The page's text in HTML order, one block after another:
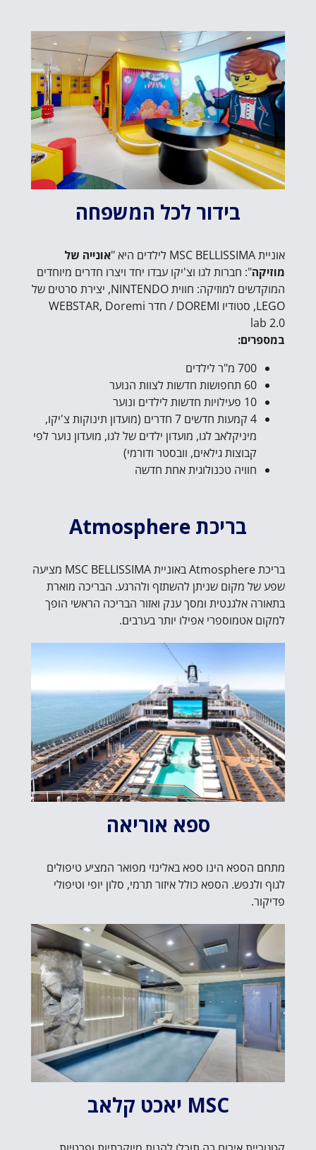
בידור לכל המשפחה
אוניית MSC BELLISSIMA לילדים היא "
אונייה של
מוזיקה": חברות לגו וצ'יקו עבדו יחד ויצרו חדרים מיוחדים
המוקדשים למוזיקה: חווית NINTENDO, יצירת סרטים של
LEGO, סטודיו DOREMI / חדר WEBSTAR, Doremi
lab 2.0
במספרים:
700 מ"ר לילדים
60 תחפושות חדשות לצוות הנוער
10 פעילויות חדשות לילדים ונוער
4 קמעות חדשים 7 חדרים (מועדון תינוקות צ'יקו,
מיניקלאב לגו, מועדון ילדים של לגו, מועדון נוער לפי
קבוצות גילאים, וובסטר ודורמי)
חוויה טכנולוגית אחת חדשה
בריכת Atmosphere
בריכת Atmosphere באוניית MSC BELLISSIMA מציעה
שפע של מקום שניתן להשתזף ולהרגע. הבריכה מוארת
בתאורה אלגנטית ומסך ענק ואזור הבריכה הראשי הופך
למקום אטמוספרי אפילו יותר בערבים.
ספא אוריאה
מתחם הספא הינו ספא באלינזי מפואר המציע טיפולים
לגוף ולנפש. הספא כולל איזור תרמי, סלון יופי וטיפולי
פדיקור.
MSC יאכט קלאב